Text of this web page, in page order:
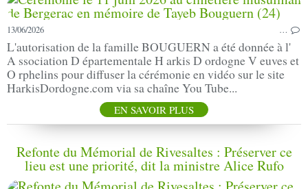
13/06/2026 …
L'autorisation de la famille BOUGUERN a été donnée à l'
A ssociation D épartementale H arkis D ordogne V euves et
O rphelins pour diffuser la cérémonie en vidéo sur le site
HarkisDordogne.com via sa chaîne You Tube...
EN SAVOIR PLUS
Refonte du Mémorial de Rivesaltes : Préserver ce
lieu est une priorité, dit la ministre Alice Rufo